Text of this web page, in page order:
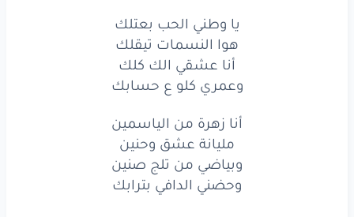
وبياضي من تلجصنين
وحضنيالدافيبترابك
وطني يادفاالايام
وذكرىالحبوالاحلام
أرضكللمحبةسلام
وفاتحللدنييبوابك
يا وطني الحب بعتلك
هوا النسمات تيقلك
أنا عشقي الك كلك
وعمري كلو ع حسابك
أنا زهرة من الياسمين
مليانة عشق وحنين
وبياضي من تلج صنين
وحضني الدافي بترابك